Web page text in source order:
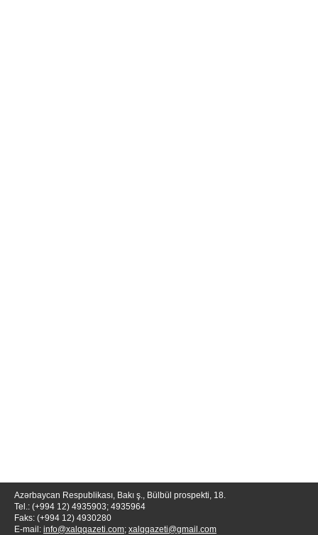
Azərbaycan Respublikası, Bakı ş., Bülbül prospekti, 18.
Tel.: (+994 12) 4935903; 4935964
Faks: (+994 12) 4930280
E-mail: info@xalqqazeti.com; xalqqazeti@gmail.com